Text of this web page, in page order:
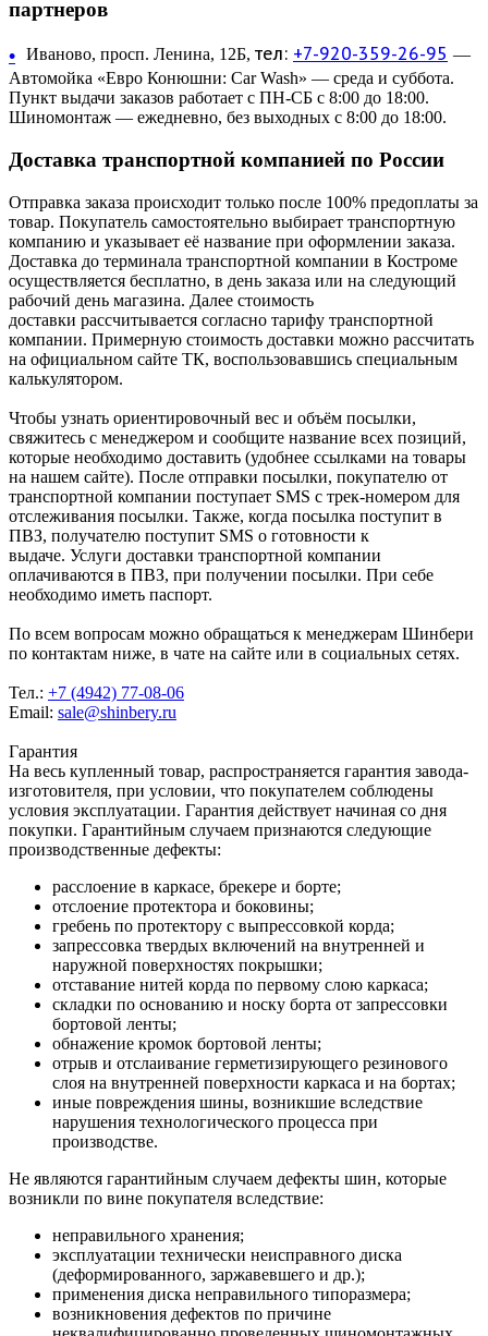
партнеров
• Иваново, просп. Ленина, 12Б, тел: +7-920-359-26-95 —
Автомойка «Евро Конюшни: Car Wash» — среда и суббота.
Пункт выдачи заказов работает с ПН-СБ с 8:00 до 18:00.
Шиномонтаж — ежедневно, без выходных с 8:00 до 18:00.
Доставка транспортной компанией по России
Отправка заказа происходит только после 100% предоплаты за
товар. Покупатель самостоятельно выбирает транспортную
компанию и указывает её название при оформлении заказа.
Доставка до терминала транспортной компании в Костроме
осуществляется бесплатно, в день заказа или на следующий
рабочий день магазина. Далее стоимость
доставки рассчитывается согласно тарифу транспортной
компании. Примерную стоимость доставки можно рассчитать
на официальном сайте ТК, воспользовавшись специальным
калькулятором.
Чтобы узнать ориентировочный вес и объём посылки,
свяжитесь с менеджером и сообщите название всех позиций,
которые необходимо доставить (удобнее ссылками на товары
на нашем сайте). После отправки посылки, покупателю от
транспортной компании поступает SMS с трек-номером для
отслеживания посылки. Также, когда посылка поступит в
ПВЗ, получателю поступит SMS о готовности к
выдаче. Услуги доставки транспортной компании
оплачиваются в ПВЗ, при получении посылки. При себе
необходимо иметь паспорт.
По всем вопросам можно обращаться к менеджерам Шинбери
по контактам ниже, в чате на сайте или в социальных сетях.
Тел.: +7 (4942) 77-08-06
Email: sale@shinbery.ru
Гарантия
На весь купленный товар, распространяется гарантия завода-
изготовителя, при условии, что покупателем соблюдены
условия эксплуатации. Гарантия действует начиная со дня
покупки. Гарантийным случаем признаются следующие
производственные дефекты:
расслоение в каркасе, брекере и борте;
отслоение протектора и боковины;
гребень по протектору с выпрессовкой корда;
запрессовка твердых включений на внутренней и
наружной поверхностях покрышки;
отставание нитей корда по первому слою каркаса;
складки по основанию и носку борта от запрессовки
бортовой ленты;
обнажение кромок бортовой ленты;
отрыв и отслаивание герметизирующего резинового
слоя на внутренней поверхности каркаса и на бортах;
иные повреждения шины, возникшие вследствие
нарушения технологического процесса при
производстве.
Не являются гарантийным случаем дефекты шин, которые
возникли по вине покупателя вследствие:
неправильного хранения;
эксплуатации технически неисправного диска
(деформированного, заржавевшего и др.);
применения диска неправильного типоразмера;
возникновения дефектов по причине